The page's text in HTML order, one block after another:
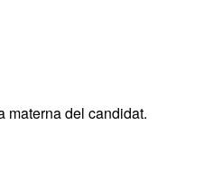
materna del candidat.